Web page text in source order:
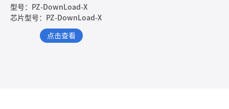
型号：PZ-DownLoad-X
芯片型号：PZ-DownLoad-X
点击查看